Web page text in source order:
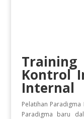
Kontrol
Internal
Pelatihan
Paradigma baru